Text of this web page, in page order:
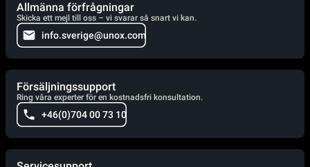
Allmänna förfrågningar
Skicka ett mejl till oss – vi svarar så snart vi kan.
info.sverige@unox.com
Försäljningssupport
Ring våra experter för en kostnadsfri konsultation.
+46(0)704 00 73 10